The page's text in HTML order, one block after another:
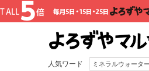
人気ワード ミネラルウォーター